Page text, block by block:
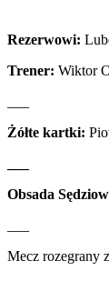
Rezerwowi:
Trener: Wiktor
Żółte kartki:
Obsada
Mecz rozegrany